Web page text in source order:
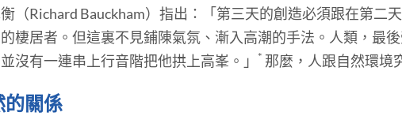
（Richard Bauckham）指出：「第三天的創造必須跟在第二
棲居者。但這裏不見鋪陳氣氛、漸入高潮的手法。人類，最
沒有一連串上行音階把他拱上高峯。」
* 那麼，人跟自然環境
的關係